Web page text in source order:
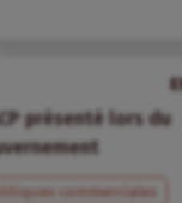
présenté lors du
commerciales